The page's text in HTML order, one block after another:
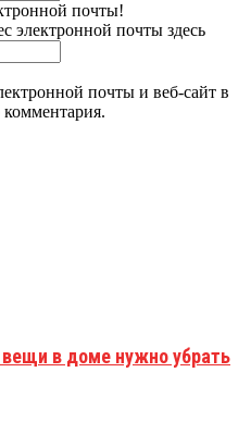
почты!
электронной почты здесь
почты и веб-сайт в
комментария.
в доме нужно убрать